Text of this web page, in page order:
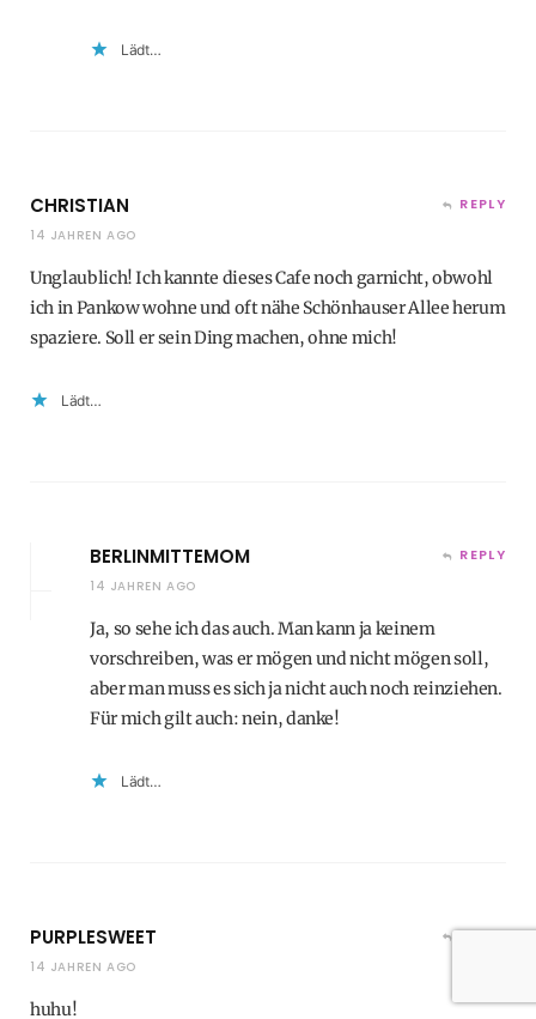
Lädt…
CHRISTIAN
14 JAHREN AGO
REPLY
Unglaublich! Ich kannte dieses Cafe noch garnicht, obwohl
ich in Pankow wohne und oft nähe Schönhauser Allee herum
spaziere. Soll er sein Ding machen, ohne mich!
Lädt…
BERLINMITTEMOM
14 JAHREN AGO
REPLY
Ja, so sehe ich das auch. Man kann ja keinem
vorschreiben, was er mögen und nicht mögen soll,
aber man muss es sich ja nicht auch noch reinziehen.
Für mich gilt auch: nein, danke!
Lädt…
PURPLESWEET
14 JAHREN AGO
REPLY
huhu!